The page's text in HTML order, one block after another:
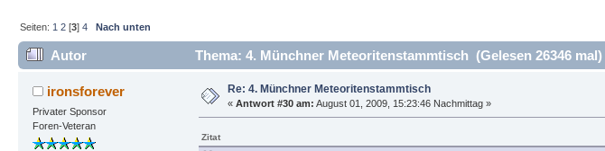
Seiten: 1 2 [3]4 Nach unten
Autor Thema: 4. Münchner Meteoritenstammtisch (Gelesen 26346 mal)
ironsforever
Privater Sponsor
Foren-Veteran
Re: 4. Münchner Meteoritenstammtisch
« Antwort #30 am: August 01, 2009, 15:23:46 Nachmittag »
Zitat